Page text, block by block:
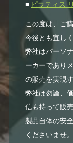
■ ピラティス
この度は、ご
今後とも宜し
弊社はパーソ
ーカーであり
の販売を実現
弊社は勿論、
信も持って販
製品自体の安
くださいませ